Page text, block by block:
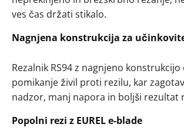
ves čas držati stikalo.
Nagnjena konstrukcija za
Rezalnik RS94 z nagnjeno
pomikanje živil proti rezilu, kar
nadzor, manj napora in boljši rezultat
Popolni rezi z EUREL e-blade